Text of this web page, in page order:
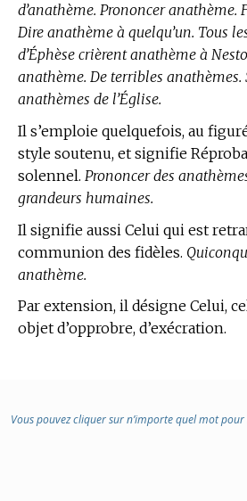
d’anathème. Prononcer
Dire anathème à quelqu’un. Tous
d’Éphèse crièrent anathème à
anathème. De terribles anathèmes.
anathèmes de l’Église.
Il s’emploie quelquefois, au
style soutenu, et signifie
solennel. Prononcer des
grandeurs humaines.
Il signifie aussi Celui qui est
communion des fidèles.
anathème.
Par extension, il désigne Celui,
objet d’opprobre, d’exécration.
Vous pouvez cliquer sur n’importe quel mot